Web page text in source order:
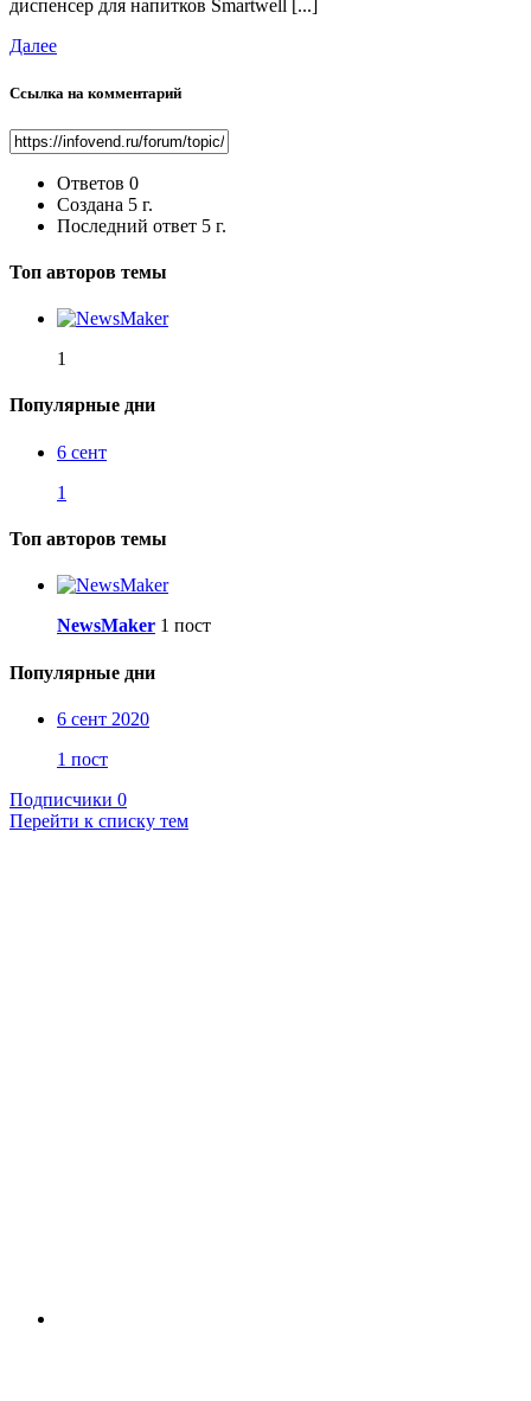
диспенсер для напитков Smartwell [...]
Далее
Ссылка на комментарий
Ответов 0
Создана 5 г.
Последний ответ 5 г.
Топ авторов темы
1
Популярные дни
6 сент
1
Топ авторов темы
NewsMaker 1 пост
Популярные дни
6 сент 2020
1 пост
Подписчики 0
Перейти к списку тем